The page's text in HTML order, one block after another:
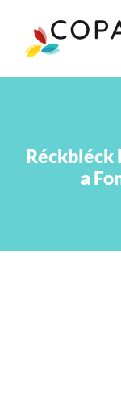
Réckbléck
a